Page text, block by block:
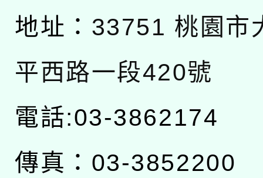
地址： 33751 桃園市
平西路一段420號
電話:03-3862174
傳真：03-3852200